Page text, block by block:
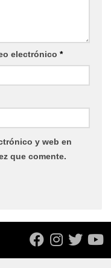
electrónico *
y web en
que comente.